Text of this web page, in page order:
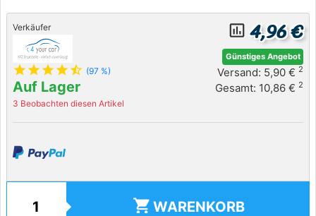
Verkäufer
star star star star star_half (97 %)
Auf Lager
3 Beobachten diesen Artikel
insert_chart_outlined 4,96 €
Günstiges Angebot
Versand: 5,90 € 2
Gesamt: 10,86 € 2
shopping_cart WARENKORB